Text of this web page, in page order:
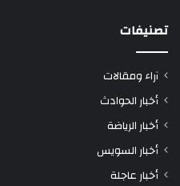
تصنيفات
آراء ومقالات
أخبار الحوادث
أخبار الرياضة
أخبار السويس
أخبار عاجلة